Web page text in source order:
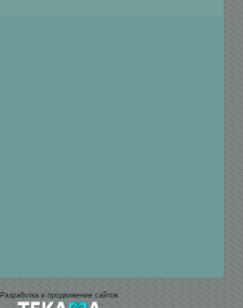
Разработка и продвижение сайтов